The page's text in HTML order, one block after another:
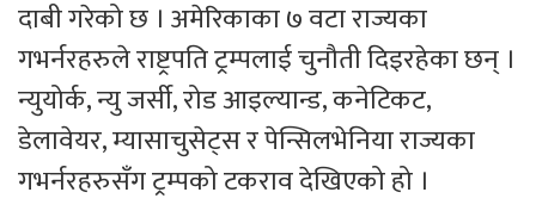
दाबी गरेको छ । अमेरिकाका ७ वटा राज्यका
गभर्नरहरुले राष्ट्रपति ट्रम्पलाई चुनौती दिइरहेका छन् ।
न्युयोर्क, न्यु जर्सी, रोड आइल्यान्ड, कनेटिकट,
डेलावेयर, म्यासाचुसेट्स र पेन्सिलभेनिया राज्यका
गभर्नरहरुसँग ट्रम्पको टकराव देखिएको हो ।